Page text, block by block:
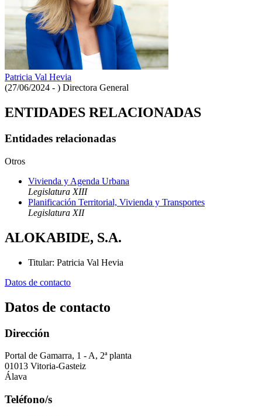
Patricia Val Hevia
(27/06/2024 - ) Directora General
ENTIDADES RELACIONADAS
Entidades relacionadas
Otros
Vivienda y Agenda Urbana
Legislatura XIII
Planificación Territorial, Vivienda y Transportes
Legislatura XII
ALOKABIDE, S.A.
Titular: Patricia Val Hevia
Datos de contacto
Datos de contacto
Dirección
Portal de Gamarra, 1 - A, 2ª planta
01013 Vitoria-Gasteiz
Álava
Teléfono/s